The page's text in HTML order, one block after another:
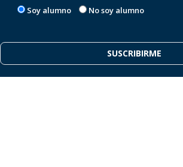
Soy alumno No soy alumno